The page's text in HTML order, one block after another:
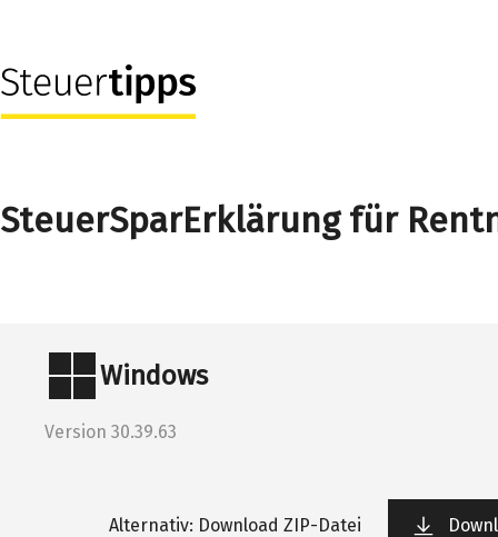
SteuerSparErklärung für
Windows
Version 30.39.63
Alternativ: Download ZIP-Datei